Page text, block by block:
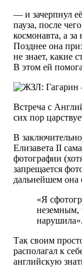
— и зачерпнул
пауза, после
космонавта, а за
Позднее она
не знает, какие
В этом ей
Встреча с
сих пор
В
Елизавета II
фотографии
запрещается
дальнейшем она
«Я
неземным,
нарушила».
Так своим
располагал к
английскую